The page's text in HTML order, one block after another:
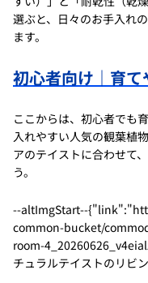
選ぶと、日々のお手入れ
ます。
初心者向け｜育
ここからは、初心者でも
入れやすい人気の観葉植
アのテイストに合わせて
う。
--altImgStart--
common-bucket/
room-
チュラルテイストのリビ